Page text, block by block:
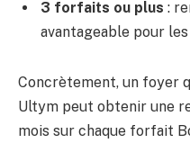
3 forfaits ou plus :
avantageable pour
Concrètement, un foyer
Ultym peut obtenir une
mois sur chaque forfait